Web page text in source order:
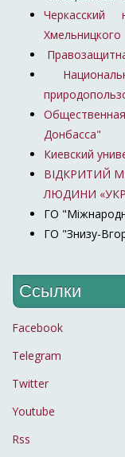
Черкасский
Хмельницкого
Донбасса"
Киевский
ВІДКРИТИЙ
ЛЮДИНИ
ГО
ГО "Знизу-
Ссылки
Facebook
Telegram
Twitter
Youtube
Rss